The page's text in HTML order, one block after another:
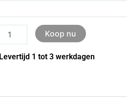
Koop nu
Levertijd 1 tot 3 werkdagen